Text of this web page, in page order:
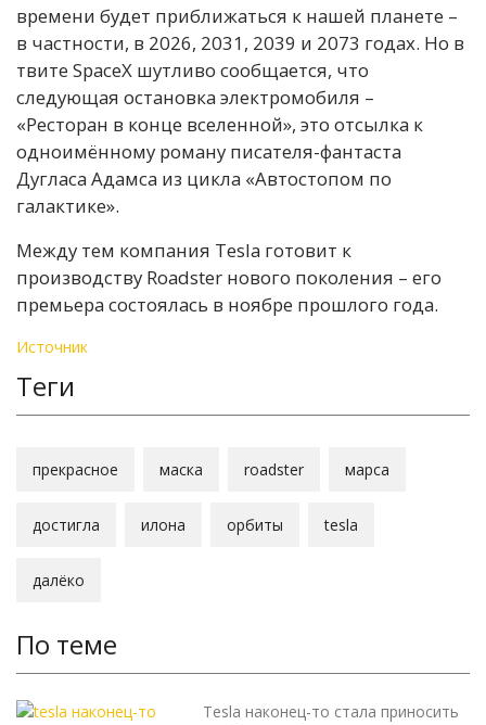
времени будет приближаться к нашей планете –
в частности, в 2026, 2031, 2039 и 2073 годах. Но в
твите SpaceX шутливо сообщается, что
следующая остановка электромобиля –
«Ресторан в конце вселенной», это отсылка к
одноимённому роману писателя-фантаста
Дугласа Адамса из цикла «Автостопом по
галактике».
Между тем компания Tesla готовит к
производству Roadster нового поколения – его
премьера состоялась в ноябре прошлого года.
Источник
Теги
прекрасное маска roadster марса
достигла илона орбиты tesla
далёко
По теме
Tesla наконец-то стала приносить